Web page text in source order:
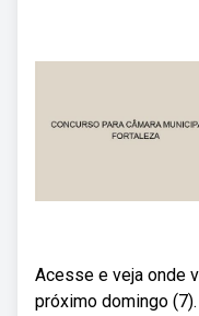
Acesse e veja onde
próximo domingo